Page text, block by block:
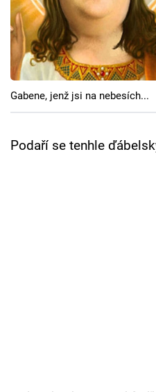
Hry
Cool Esport
Pořady
TV Program
Sledujte prima+
Gabene, jenž jsi na nebesích...
Podaří se tenhle